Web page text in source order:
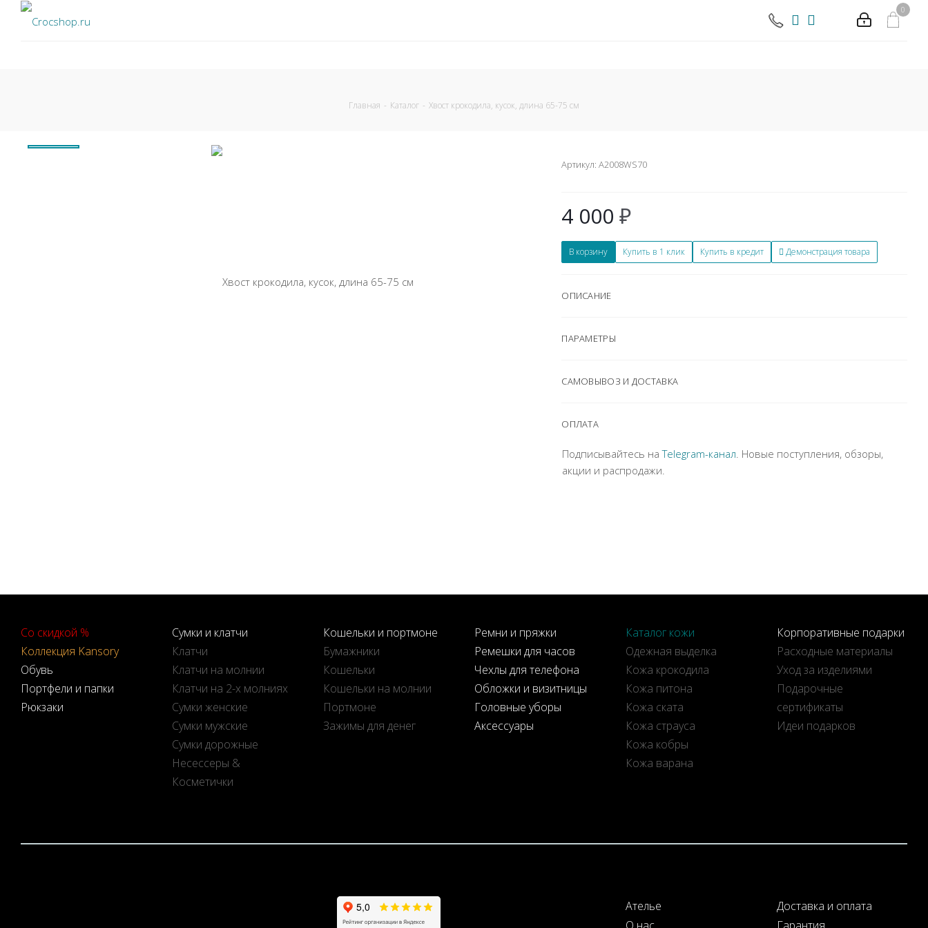
0
Главная - Каталог - Хвост крокодила, кусок, длина 65-75 см
Артикул: A2008WS70
4 000 ₽
В корзину Купить в 1 клик Купить в кредит Демонстрация товара
ОПИСАНИЕ
ПАРАМЕТРЫ
САМОВЫВОЗ И ДОСТАВКА
ОПЛАТА
Подписывайтесь наTelegram-канал. Новые поступления, обзоры,
акции и распродажи.
Со скидкой %
Коллекция Kansory
Обувь
Портфели и папки
Рюкзаки
Сумки и клатчи
Клатчи
Клатчи на молнии
Клатчи на 2-х молниях
Сумки женские
Сумки мужские
Сумки дорожные
Несессеры &
Косметички
Кошельки и портмоне
Бумажники
Кошельки
Кошельки на молнии
Портмоне
Зажимы для денег
Ремни и пряжки
Ремешки для часов
Чехлы для телефона
Обложки и визитницы
Головные уборы
Аксессуары
Каталог кожи
Одежная выделка
Кожа крокодила
Кожа питона
Кожа ската
Кожа страуса
Кожа кобры
Кожа варана
Корпоративные подарки
Расходные материалы
Уход за изделиями
Подарочные
сертификаты
Идеи подарков
Ателье
Доставка и оплата